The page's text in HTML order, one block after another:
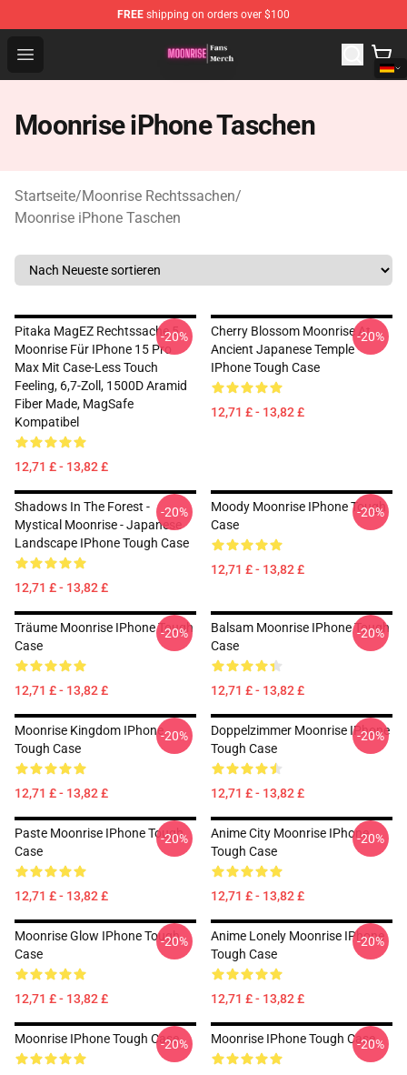
FREE shipping on orders over $100
Open menu
Moonrise Store - Official Moonrise Merchandise Shop
Moonrise iPhone Taschen
Startseite/Moonrise Rechtssachen/
Moonrise iPhone Taschen
Pitaka MagEZ Rechtssache 5
Moonrise Für IPhone 15 Pro
Max Mit Case-Less Touch
Feeling, 6,7-Zoll, 1500D Aramid
Fiber Made, MagSafe
Kompatibel
12,71 £ - 13,82 £
-20%
Cherry Blossom Moonrise At
Ancient Japanese Temple
IPhone Tough Case
12,71 £ - 13,82 £
-20%
Shadows In The Forest -
Mystical Moonrise - Japanese
Landscape IPhone Tough Case
12,71 £ - 13,82 £
-20%
Moody Moonrise IPhone Tough
Case
12,71 £ - 13,82 £
-20%
Träume Moonrise IPhone Tough
Case
12,71 £ - 13,82 £
-20%
Balsam Moonrise IPhone Tough
Case
12,71 £ - 13,82 £
-20%
Moonrise Kingdom IPhone
Tough Case
12,71 £ - 13,82 £
-20%
Doppelzimmer Moonrise IPhone
Tough Case
12,71 £ - 13,82 £
-20%
Paste Moonrise IPhone Tough
Case
12,71 £ - 13,82 £
-20%
Anime City Moonrise IPhone
Tough Case
12,71 £ - 13,82 £
-20%
Moonrise Glow IPhone Tough
Case
12,71 £ - 13,82 £
-20%
Anime Lonely Moonrise IPhone
Tough Case
12,71 £ - 13,82 £
-20%
Moonrise IPhone Tough Case
-20% Moonrise IPhone Tough Case
-20%